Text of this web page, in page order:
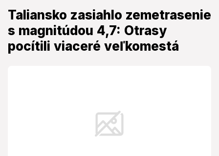
Taliansko zasiahlo zemetrasenie
s magnitúdou 4,7: Otrasy
pocítili viaceré veľkomestá
Taliansko zasiahlo zemetrasenie s
magnitúdou 4,7: Otrasy pocítili
viaceré veľkomestá